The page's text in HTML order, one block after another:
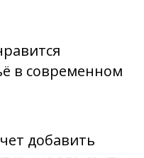
в современном
добавить